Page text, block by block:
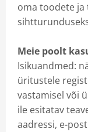
oma toodete ja
Meie poolt
Isikuandmed:
üritustele
vastamisel või
ile esitatav
aadressi, e-